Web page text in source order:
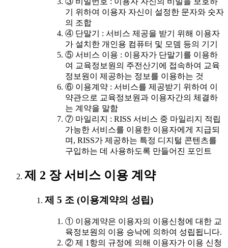
기 위하여 이용자 자신이 설정한 문자와 숫자
의 조합
④ 단말기 : 서비스 제공을 받기 위해 이용자
가 설치한 개인용 컴퓨터 및 모뎀 등의 기기
⑤ 서비스 이용 : 이용자가 단말기를 이용하
여 교육정보원의 주전산기에 접속하여 교육
정보원이 제공하는 정보를 이용하는 것
⑥ 이용계약 : 서비스를 제공받기 위하여 이
약관으로 교육정보원과 이용자간의 체결하
는 계약을 말함
⑦ 마일리지 : RISS 서비스 중 마일리지 적립
가능한 서비스를 이용한 이용자에게 지급되
며, RISS가 제공하는 특정 디지털 콘텐츠를
구입하는 데 사용하도록 만들어진 포인트
제 2 장 서비스 이용 계약
제 5 조 (이용계약의 성립)
① 이용계약은 이용자의 이용신청에 대한 교
육정보원의 이용 승낙에 의하여 성립됩니다.
② 제 1항의 규정에 의해 이용자가 이용 신청